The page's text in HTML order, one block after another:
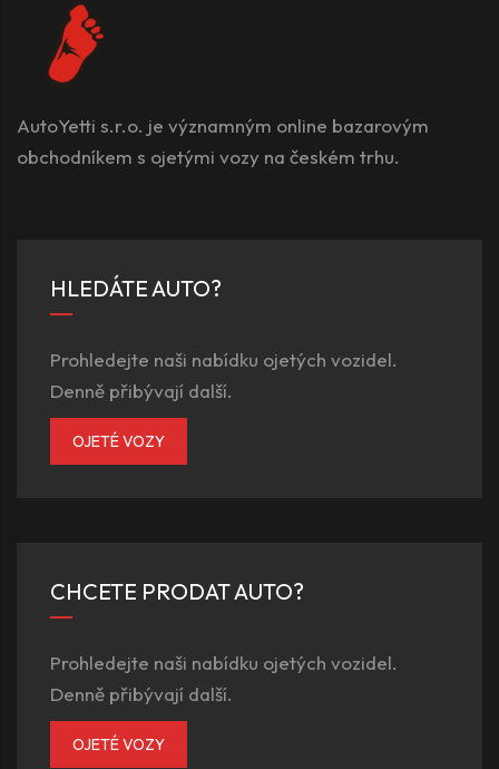
AutoYetti s.r.o. je významným online bazarovým
obchodníkem s ojetými vozy na českém trhu.
HLEDÁTE AUTO?
Prohledejte naši nabídku ojetých vozidel.
Denně přibývají další.
OJETÉ VOZY
CHCETE PRODAT AUTO?
Prohledejte naši nabídku ojetých vozidel.
Denně přibývají další.
OJETÉ VOZY